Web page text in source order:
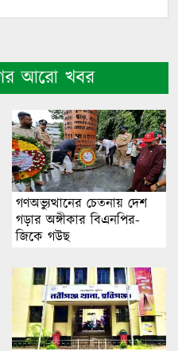
আরো খবর
গণঅভ্যুত্থানের চেতনায় দেশ
গড়ার অঙ্গীকার বিএনপির-
জিকে গউছ